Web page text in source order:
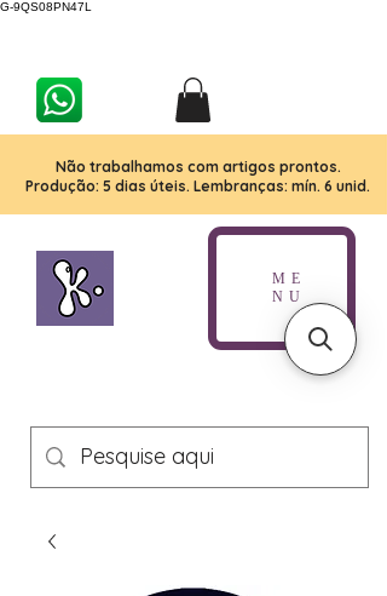
G-9QS08PN47L
Não trabalhamos com artigos prontos.
Produção: 5 dias úteis. Lembranças: mín. 6 unid.
ME
NU